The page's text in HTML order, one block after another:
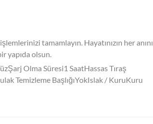
tamamlayın. Hayatınızın her anını
yapıda olsun.
Olma Süresi1 SaatHassas Tıraş
Temizleme BaşlığıYokIslak / KuruKuru